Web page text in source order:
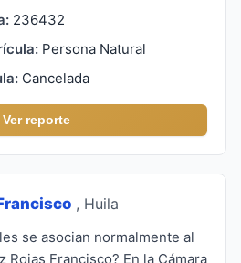
236432
Persona Natural
Cancelada
Ver reporte
, Huila
se asocian normalmente al
Rojas Francisco? En la Cámara